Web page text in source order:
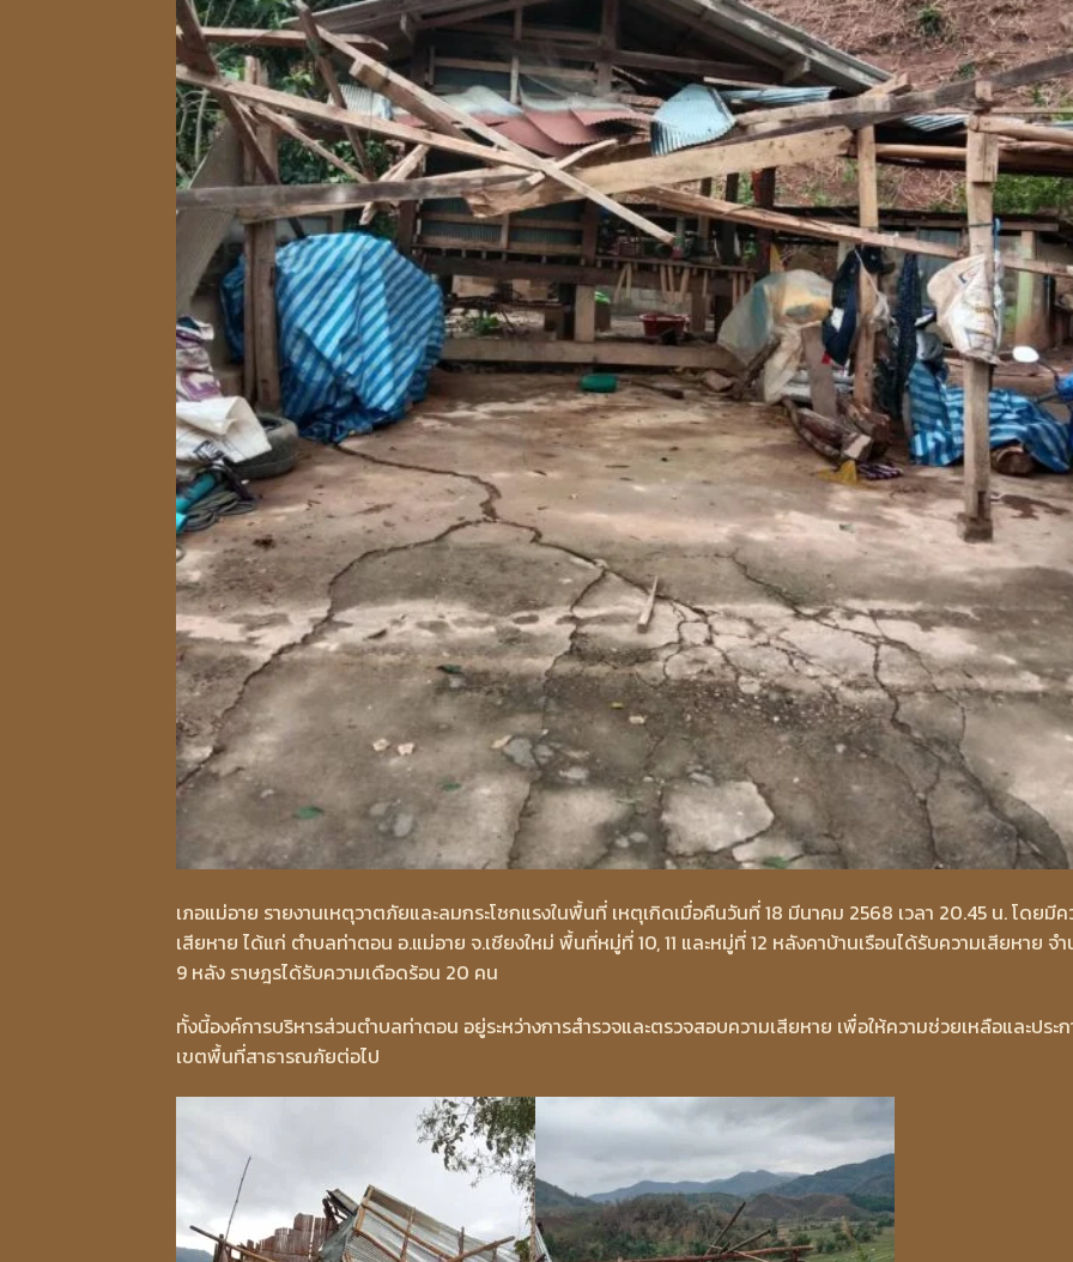
เภอแม่อาย รายงานเหตุวาตภัยและลมกระโชกแรงในพื้นที่ เหตุเกิดเมื่อคืนวันที่ 18 มีนาคม 2568 เวลา 20.45 น. โดยมีค
เสียหาย ได้แก่ ตำบลท่าตอน อ.แม่อาย จ.เชียงใหม่ พื้นที่หมู่ที่ 10, 11 และหมู่ที่ 12 หลังคาบ้านเรือนได้รับความเสียหาย จ
9 หลัง ราษฎรได้รับความเดือดร้อน 20 คน
ทั้งนี้องค์การบริหารส่วนตำบลท่าตอน อยู่ระหว่างการสำรวจและตรวจสอบความเสียหาย เพื่อให้ความช่วยเหลือและประ
เขตพื้นที่สาธารณภัยต่อไป